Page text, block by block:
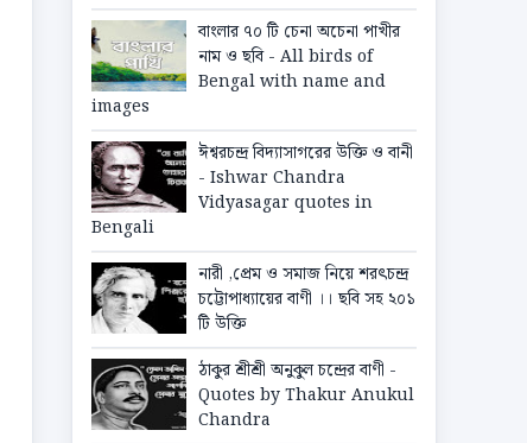
বাংলার ৭০ টি চেনা অচেনা পাখীর
নাম ও ছবি - All birds of
Bengal with name and
images
ঈশ্বরচন্দ্র বিদ্যাসাগরের উক্তি ও বানী
- Ishwar Chandra
Vidyasagar quotes in
Bengali
নারী ,প্রেম ও সমাজ নিয়ে শরৎচন্দ্র
চট্টোপাধ্যায়ের বাণী ।। ছবি সহ ২০১
টি উক্তি
ঠাকুর শ্রীশ্রী অনুকুল চন্দ্রের বাণী -
Quotes by Thakur Anukul
Chandra